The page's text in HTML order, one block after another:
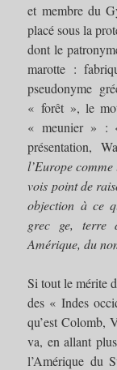
et membre du
placé sous la
dont le
marotte :
pseudonyme
« forêt », le
« meunier » :
présentation,
l’Europe
vois point de
objection à ce
grec ge, terre
Amérique, du
Si tout le mérite
des « Indes
qu’est Colomb,
va, en allant
l’Amérique du